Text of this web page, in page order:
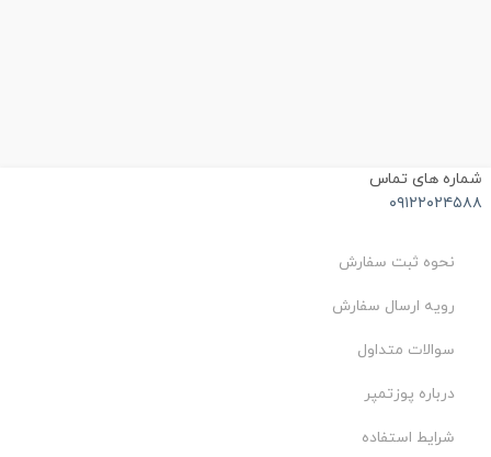
های تماس
نحوه ثبت سفارش
رویه ارسال سفارش
سوالات متداول
درباره پوزتمپر
شرایط استفاده